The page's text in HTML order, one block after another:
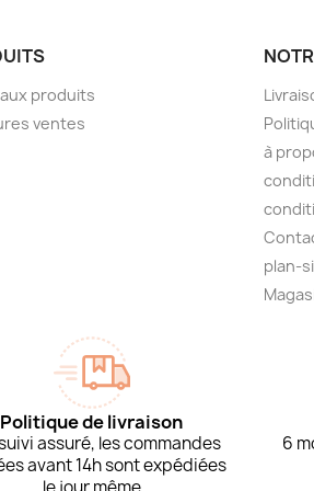
produits
ventes
à
plan-
Politique de livraison
assuré, les commandes
avant 14h sont expédiées
6